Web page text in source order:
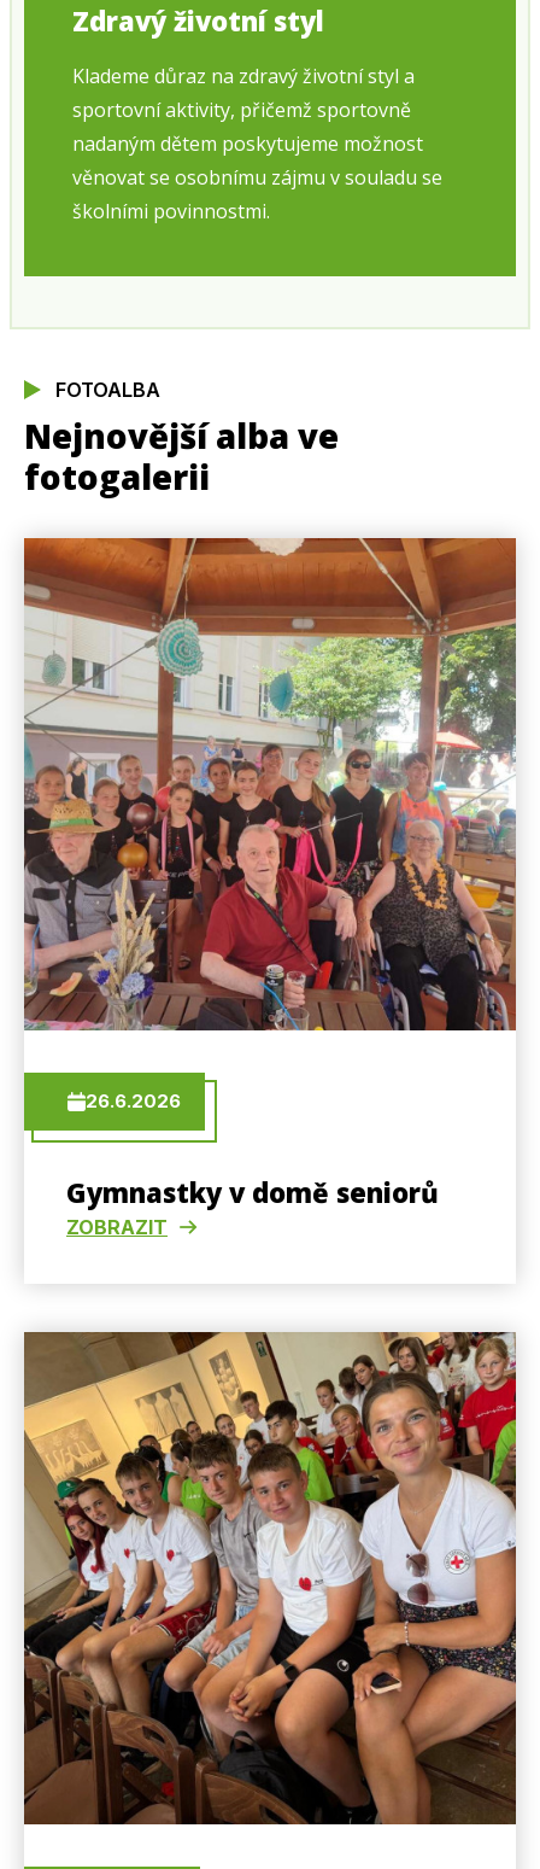
Zdravý životní styl
Klademe důraz na zdravý životní styl a
sportovní aktivity, přičemž sportovně
nadaným dětem poskytujeme možnost
věnovat se osobnímu zájmu v souladu se
školními povinnostmi.
FOTOALBA
Nejnovější alba ve
fotogalerii
26.6.2026
Gymnastky v domě seniorů
ZOBRAZIT